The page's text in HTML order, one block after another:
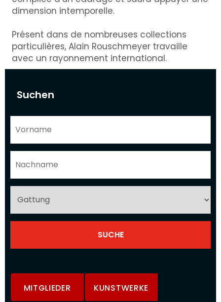
Suchen
MITGLIEDER KUNSTWERKE
dimension intemporelle.
Présent dans de nombreuses collections
particulières, Alain Rouschmeyer travaille
avec un rayonnement international.